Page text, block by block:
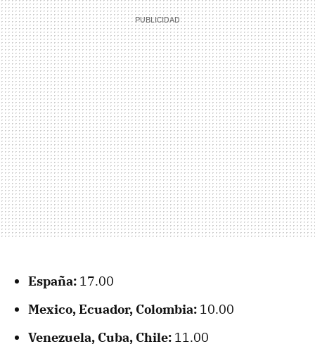
España: 17.00
Mexico, Ecuador, Colombia: 10.00
Venezuela, Cuba, Chile: 11.00